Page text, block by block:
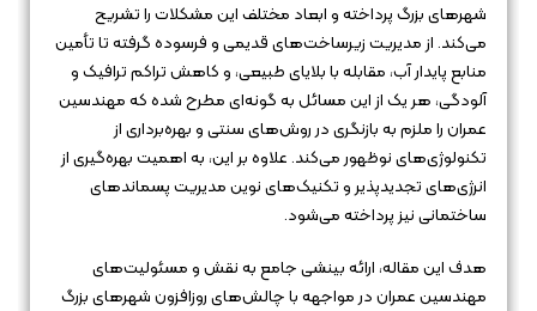
شهرهای بزرگ پرداخته و ابعاد مختلف این مشکلات را تشریح
می‌کند. از مدیریت زیرساخت‌های قدیمی و فرسوده گرفته تا تأمین
منابع پایدار آب، مقابله با بلایای طبیعی، و کاهش تراکم ترافیک و
آلودگی، هر یک از این مسائل به گونه‌ای مطرح شده که مهندسین
عمران را ملزم به بازنگری در روش‌های سنتی و بهره‌برداری از
تکنولوژی‌های نوظهور می‌کند. علاوه بر این، به اهمیت بهره‌گیری از
انرژی‌های تجدیدپذیر و تکنیک‌های نوین مدیریت پسماندهای
ساختمانی نیز پرداخته می‌شود.
هدف این مقاله، ارائه بینشی جامع به نقش و مسئولیت‌های
مهندسین عمران در مواجهه با چالش‌های روزافزون شهرهای بزرگ